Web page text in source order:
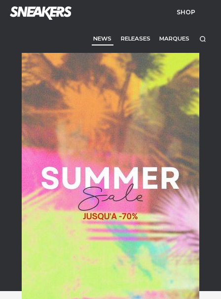
SHOP
NEWS RELEASES MARQUES